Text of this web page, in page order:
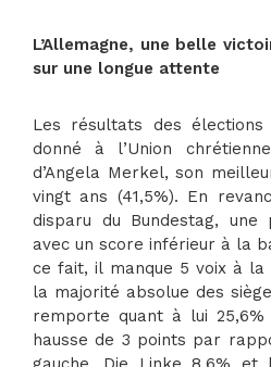
L’Allemagne, une belle
sur une longue attente
Les résultats des
donné à l’Union
d’Angela Merkel, son
vingt ans (41,5%). En
disparu du Bundestag, une
avec un score inférieur à la
ce fait, il manque 5 voix à la
la majorité absolue des
remporte quant à lui
hausse de 3 points par